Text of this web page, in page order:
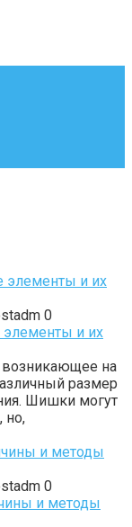
элементы и их
0
на
размер
Шишки могут
но,
и методы
0